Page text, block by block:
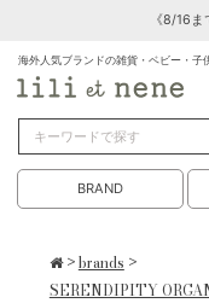
《8/16
海外人気ブランドの雑貨・ベビー・子
BRAND
>brands >
SERENDIPITY